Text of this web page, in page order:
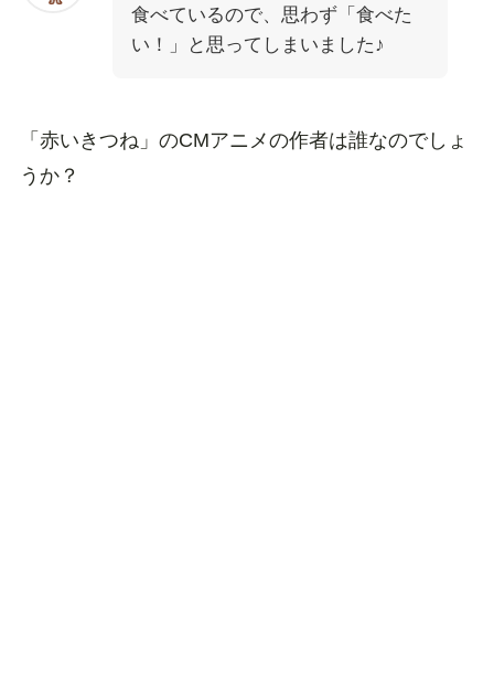
食べているので、思わず「食べた
い！」と思ってしまいました♪
「赤いきつね」のCMアニメの作者は誰なのでしょ
うか？